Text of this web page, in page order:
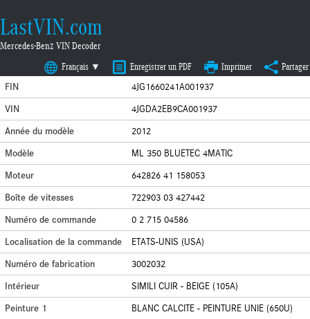
LastVIN.com
Mercedes-Benz VIN Decoder
Français ▼ Enregistrer un PDF Imprimer Partager
FIN
4JG1660241A001937
VIN
4JGDA2EB9CA001937
Année du modèle
2012
Modèle
ML 350 BLUETEC 4MATIC
Moteur
642826 41 158053
Boîte de vitesses
722903 03 427442
Numéro de commande
0 2 715 04586
Localisation de la commande
ETATS-UNIS (USA)
Numéro de fabrication
3002032
Intérieur
SIMILI CUIR - BEIGE (105A)
Peinture 1
BLANC CALCITE - PEINTURE UNIE (650U)